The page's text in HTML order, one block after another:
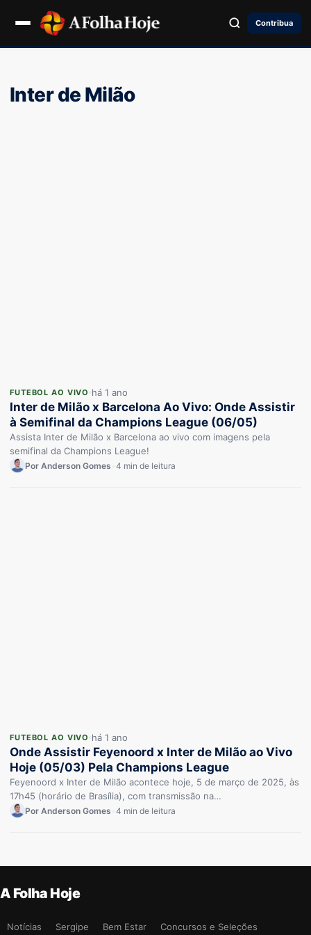
Contribua
Inter de Milão
FUTEBOL AO VIVO há 1 ano
Inter de Milão x Barcelona Ao Vivo: Onde Assistir
à Semifinal da Champions League (06/05)
Assista Inter de Milão x Barcelona ao vivo com imagens pela
semifinal da Champions League!
Por Anderson Gomes 4 min de leitura
FUTEBOL AO VIVO há 1 ano
Onde Assistir Feyenoord x Inter de Milão ao Vivo
Hoje (05/03) Pela Champions League
Feyenoord x Inter de Milão acontece hoje, 5 de março de 2025, às
17h45 (horário de Brasília), com transmissão na…
Por Anderson Gomes 4 min de leitura
A Folha Hoje
Notícias Sergipe Bem Estar Concursos e Seleções